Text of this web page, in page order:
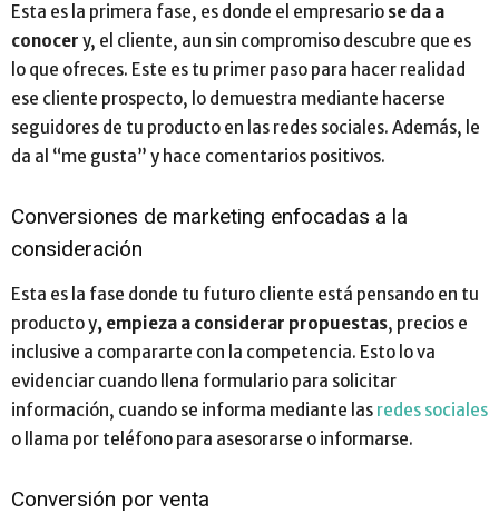
Esta es la primera fase, es donde el empresario se da a
conocer y, el cliente, aun sin compromiso descubre que es
lo que ofreces. Este es tu primer paso para hacer realidad
ese cliente prospecto, lo demuestra mediante hacerse
seguidores de tu producto en las redes sociales. Además, le
da al “me gusta” y hace comentarios positivos.
Conversiones de marketing enfocadas a la
consideración
Esta es la fase donde tu futuro cliente está pensando en tu
producto y, empieza a considerar propuestas, precios e
inclusive a compararte con la competencia. Esto lo va
evidenciar cuando llena formulario para solicitar
información, cuando se informa mediante las redes sociales
o llama por teléfono para asesorarse o informarse.
Conversión por venta